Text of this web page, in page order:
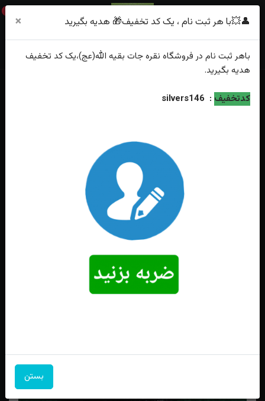
0
خانه
فهرست محصولات
انگشتر نقره در نجف اصل چهار گوش حکاکی لبیک یا حسین رکاب فیلی طرح
👤💥با هر ثبت نام ، یک کد تخفیف🎁 هدیه بگیرید ×
باهر ثبت نام در فروشگاه نقره جات بقیه الله(عج)،یک کد تخفیف
هدیه بگیرید.
کدتخفیف :
silvers146
بستن